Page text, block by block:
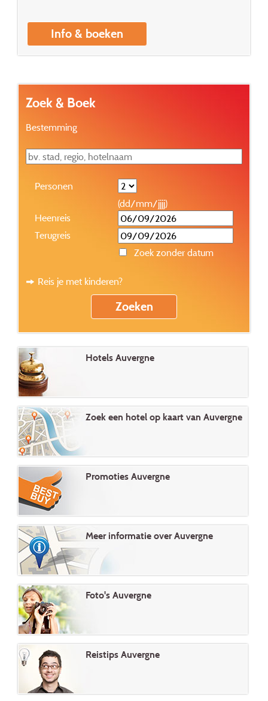
Info & boeken
Zoek & Boek
Bestemming
Personen
(dd/mm/jjjj)
Heenreis
Terugreis
Zoek zonder datum
Reis je met kinderen?
Hotels Auvergne
Zoek een hotel op kaart van Auvergne
Promoties Auvergne
Meer informatie over Auvergne
Foto's Auvergne
Reistips Auvergne